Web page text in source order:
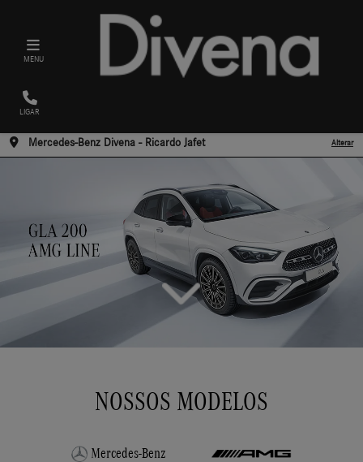
MENU
LIGAR
Mercedes-Benz Divena - Ricardo Jafet Alterar
NOSSOS MODELOS
Mercedes-Benz